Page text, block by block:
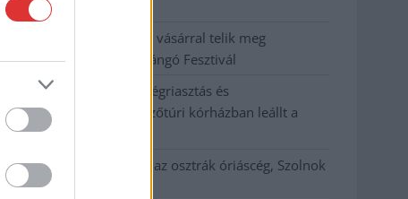
szennyezéséről
Tánccal, zeneszóval és vásárral telik meg
Jászberény, indul a Csángó Fesztivál
Meghosszabbított hőségriasztás és
vízkorlátozások, a mezőtúri kórházban leállt a
klíma
Átszervezi működését az osztrák óriáscég, Szolnok
is érintett